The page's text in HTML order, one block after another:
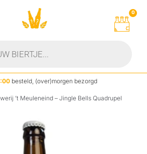
0
besteld, (over)morgen bezorgd
’t Meuleneind – Jingle Bells Quadrupel